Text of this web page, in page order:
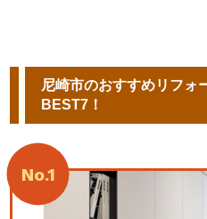
尼崎市のおすすめリフォ
BEST7！
No.1